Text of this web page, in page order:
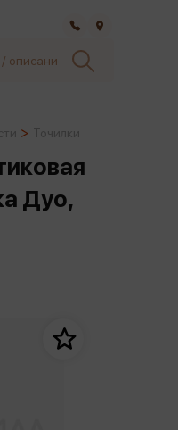
Дуо,